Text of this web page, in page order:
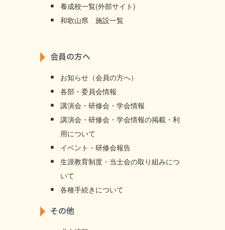
養成校一覧(外部サイト)
和歌山県 施設一覧
会員の方へ
お知らせ（会員の方へ）
各部・委員会情報
講演会・研修会・学会情報
講演会・研修会・学会情報の掲載・利
用について
イベント・研修会報告
生涯教育制度・当士会の取り組みにつ
いて
各種手続きについて
その他